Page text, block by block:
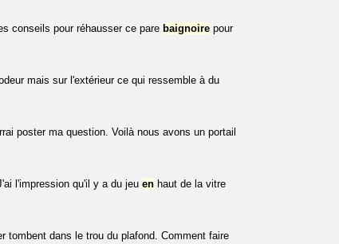
conseils pour réhausser ce pare baignoire pour
mais sur l'extérieur ce qui ressemble à du
poster ma question. Voilà nous avons un portail
l'impression qu'il y a du jeu en haut de la vitre
tombent dans le trou du plafond. Comment faire